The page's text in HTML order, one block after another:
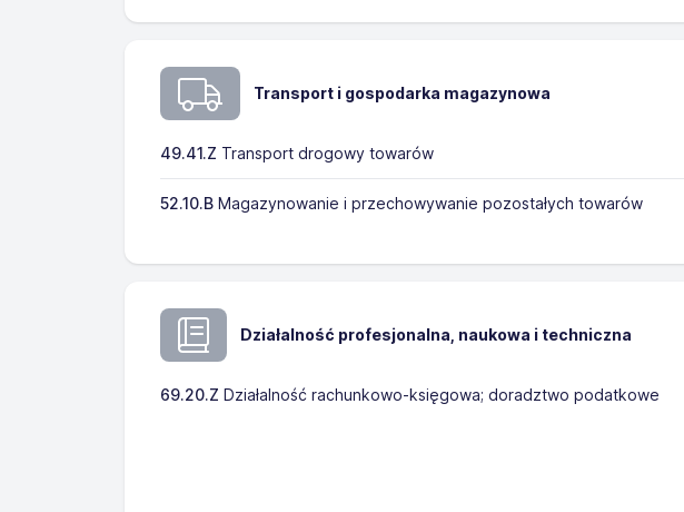
Transport i gospodarka magazynowa
49.41.Z Transport drogowy towarów
52.10.B Magazynowanie i przechowywanie pozostałych towarów
Działalność profesjonalna, naukowa i techniczna
69.20.Z Działalność rachunkowo-księgowa; doradztwo podatkowe